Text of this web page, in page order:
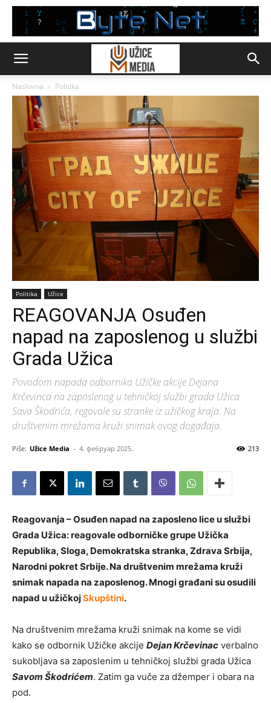
Naslovna Politika
Politika Užice
REAGOVANJA Osuđen
napad na zaposlenog u službi
Grada Užica
Povodom napada odbornika Užičke akcije Dejana
Krčevinca na zaposlenog u tehničkoj službi grada Užica
Sava Škodrića, regovale su stranke iz užičkog kraja. Na
društvenim mrežama kruži snimak ovog događaja.
Piše: Užice Media - 4. фебруар 2025. 213
Reagovanja – Osuđen napad na zaposleno lice u službi
Grada Užica: reagovale odborničke grupe Užička
Republika, Sloga, Demokratska stranka, Zdrava Srbija,
Narodni pokret Srbije. Na društvenim mrežama kruži
snimak napada na zaposlenog. Mnogi građani su osudili
napad u užičkojSkupštini.
Na društvenim mrežama kruži snimak na kome se vidi
kako se odbornik Užičke akcije Dejan Krčevinac verbalno
sukobljava sa zaposlenim u tehničkoj službi grada Užica
Savom Škodrićem. Zatim ga vuče za džemper i obara na
pod.